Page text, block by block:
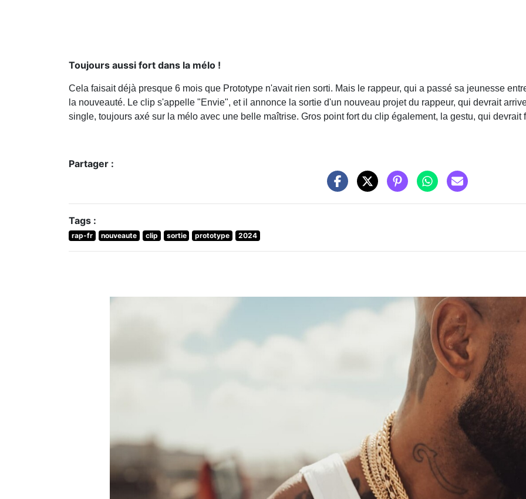
Toujours aussi fort dans la mélo !
Cela faisait déjà presque 6 mois que Prototype n'avait rien sorti. Mais le rappeur, qui a passé sa jeunesse
la nouveauté. Le clip s'appelle "Envie", et il annonce la sortie d'un nouveau projet du rappeur, qui devrait
single, toujours axé sur la mélo avec une belle maîtrise. Gros point fort du clip également, la gestu, qui devrait
Partager :
Tags :
rap-fr nouveaute clip sortie prototype 2024